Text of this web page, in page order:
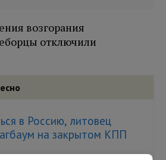
возгорания
отключили
в Россию, литовец
на закрытом КПП
после попытки